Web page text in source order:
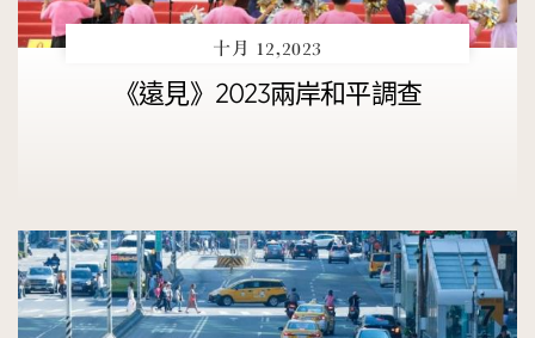
十月 12,2023
《遠見》2023兩岸和平調查